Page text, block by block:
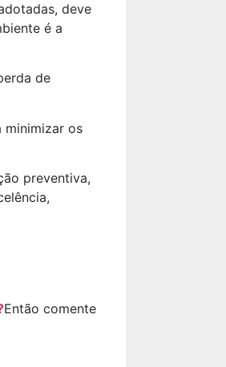
deve
é a
de
minimizar os
preventiva,
Então comente